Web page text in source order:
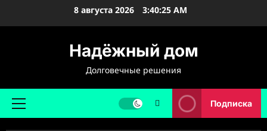
8 августа 2026 3:40:25 AM
Надёжный дом
Долговечные решения
Основное
Подписка